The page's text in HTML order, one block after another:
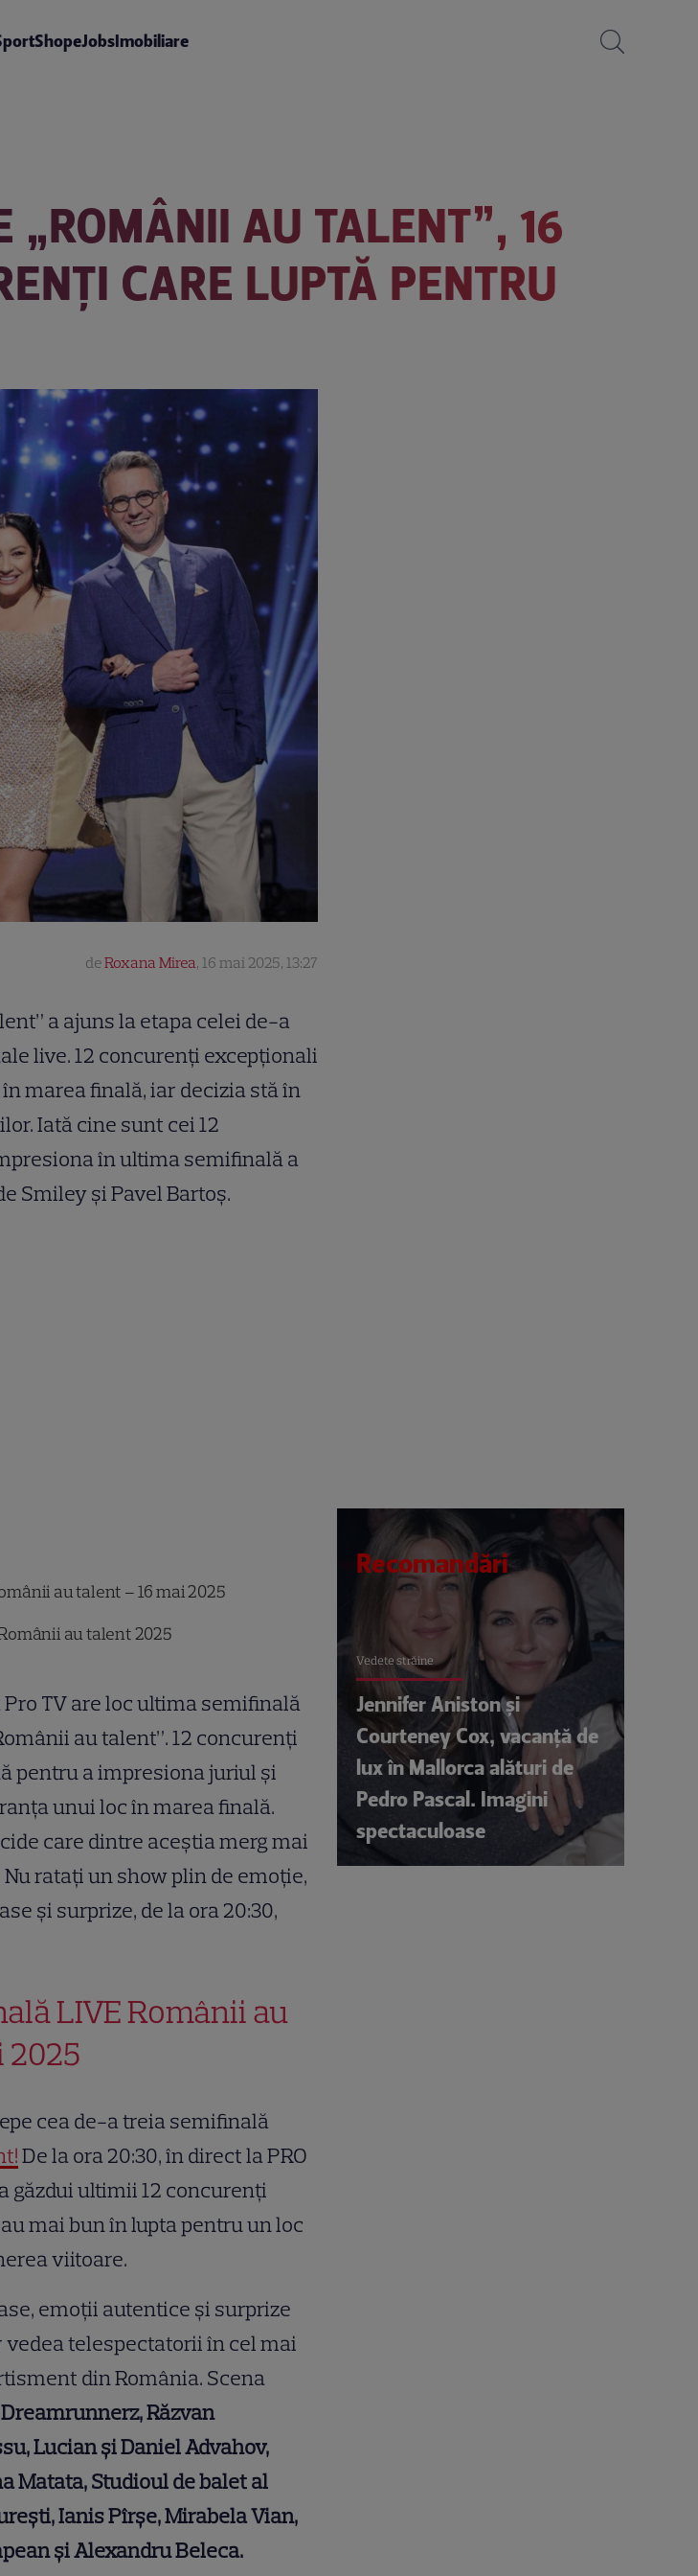
ShopeJobsImobiliare
AU TALENT”, 16
CARE LUPTĂ PENTRU
deRoxana Mirea, 16 mai 2025, 13:27
a ajuns la etapa celei de-a
live. 12 concurenți excepționali
marea finală, iar decizia stă în
Iată cine sunt cei 12
în ultima semifinală a
Smiley și Pavel Bartoș.
au talent – 16 mai 2025
au talent 2025
Pro TV are loc ultima semifinală
au talent”. 12 concurenți
pentru a impresiona juriul și
unui loc în marea finală.
care dintre aceștia merg mai
ratați un show plin de emoție,
și surprize, de la ora 20:30,
LIVE Românii au
2025
cea de-a treia semifinală
De la ora 20:30, în direct la PRO
găzdui ultimii 12 concurenți
mai bun în lupta pentru un loc
viitoare.
emoții autentice și surprize
vedea telespectatorii în cel mai
din România. Scena
Dreamrunnerz, Răzvan
Lucian și Daniel Advahov,
Matata, Studioul de balet al
Ianis Pîrșe, Mirabela Vian,
și Alexandru Beleca.
Recomandări
Vedete străine
Jennifer Aniston și
Courteney Cox, vacanță de
lux în Mallorca alături de
Pedro Pascal. Imagini
spectaculoase